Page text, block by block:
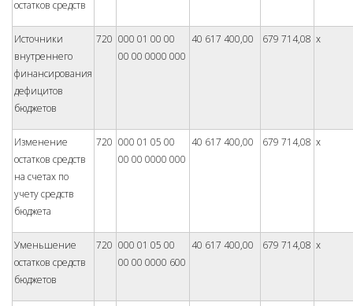
остатков средств
Источники
внутреннего
финансирования
дефицитов
бюджетов
720 000 01 00 00
00 00 0000 000
40 617 400,00 679 714,08 x
Изменение
остатков средств
на счетах по
учету средств
бюджета
720 000 01 05 00
00 00 0000 000
40 617 400,00 679 714,08 x
Уменьшение
остатков средств
бюджетов
720 000 01 05 00
00 00 0000 600
40 617 400,00 679 714,08 x